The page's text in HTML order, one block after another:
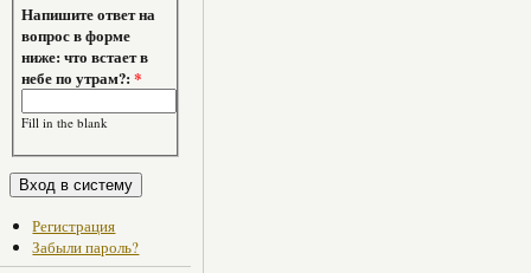
Напишите ответ на
вопрос в форме
ниже: что встает в
небе по утрам?:*
Fill in the blank
Регистрация
Забыли пароль?